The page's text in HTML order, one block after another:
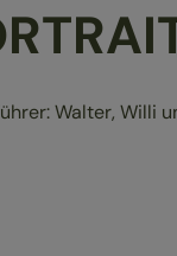
Walter, Willi